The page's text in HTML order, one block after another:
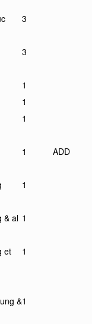
3
3
1
1
1
1 ADD
1
& al 1
et
1
&1